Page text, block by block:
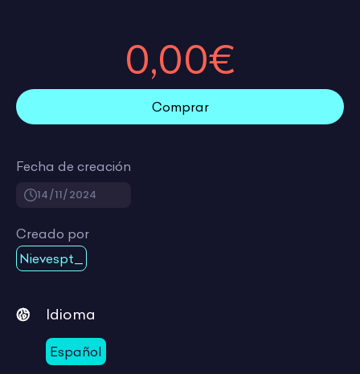
Fecha de creación
14/11/2024
Creado por
Nievespt_
Idioma
Español
0,00€
Comprar